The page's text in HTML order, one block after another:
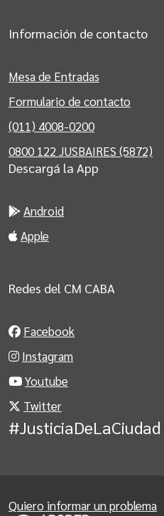
Información de contacto
Mesa de Entradas
Formulario de contacto
(011) 4008-0200
0800 122 JUSBAIRES (5872)
Descargá la App
Android
Apple
Redes del CM CABA
Facebook
Instagram
Youtube
Twitter
#JusticiaDeLaCiudad
Quiero informar un problema